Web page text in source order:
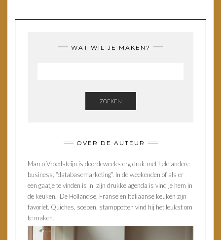
WAT WIL JE MAKEN?
ZOEKEN
OVER DE AUTEUR
Marco Vroedsteijn is doordeweeks erg druk met hele andere
business, “databasemarketing”. In de weekenden of als er
een gaatje te vinden is in zijn drukke agenda is vind je hem in
de keuken. De Hollandse, Franse en Italiaanse keuken zijn
favoriet. Quiches, soepen, stamppotten vind hij het leukst om
te maken.